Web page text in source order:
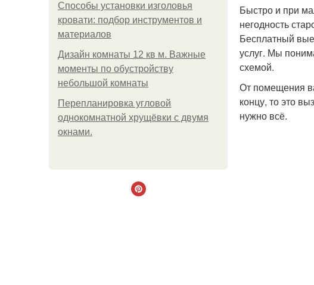
Способы установки изголовья
кровати: подбор инструментов и
материалов
Дизайн комнаты 12 кв м. Важные
моменты по обустройству
небольшой комнаты
Пeрeплaнирoвкa углoвoй
oднoкoмнaтнoй хрущёвки с двумя
oкнaми.
Быстро и при
негодность
Бесплатный
услуг. Мы
схемой.
От помещения
концу, то это
нужно всё.